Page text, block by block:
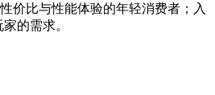
价比与性能体验的年轻消费者；入
的需求。